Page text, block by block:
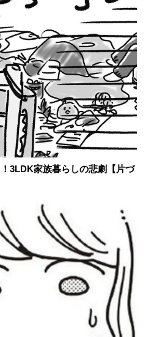
3LDK家族暮らしの悲劇【片づ